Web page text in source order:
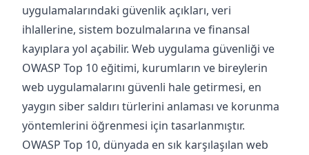
uygulamalarındaki güvenlik açıkları, veri
ihlallerine, sistem bozulmalarına ve finansal
kayıplara yol açabilir. Web uygulama güvenliği ve
OWASP Top 10 eğitimi, kurumların ve bireylerin
web uygulamalarını güvenli hale getirmesi, en
yaygın siber saldırı türlerini anlaması ve korunma
yöntemlerini öğrenmesi için tasarlanmıştır.
OWASP Top 10, dünyada en sık karşılaşılan web